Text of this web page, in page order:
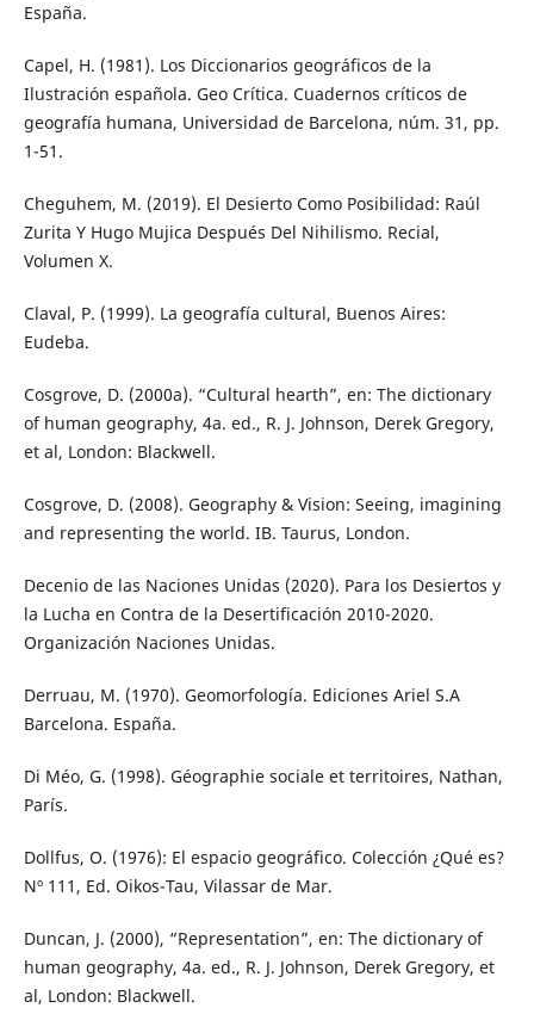
España.
Capel, H. (1981). Los Diccionarios geográficos de la
Ilustración española. Geo Crítica. Cuadernos críticos de
geografía humana, Universidad de Barcelona, núm. 31, pp.
1-51.
Cheguhem, M. (2019). El Desierto Como Posibilidad: Raúl
Zurita Y Hugo Mujica Después Del Nihilismo. Recial,
Volumen X.
Claval, P. (1999). La geografía cultural, Buenos Aires:
Eudeba.
Cosgrove, D. (2000a). “Cultural hearth”, en: The dictionary
of human geography, 4a. ed., R. J. Johnson, Derek Gregory,
et al, London: Blackwell.
Cosgrove, D. (2008). Geography & Vision: Seeing, imagining
and representing the world. IB. Taurus, London.
Decenio de las Naciones Unidas (2020). Para los Desiertos y
la Lucha en Contra de la Desertificación 2010-2020.
Organización Naciones Unidas.
Derruau, M. (1970). Geomorfología. Ediciones Ariel S.A
Barcelona. España.
Di Méo, G. (1998). Géographie sociale et territoires, Nathan,
París.
Dollfus, O. (1976): El espacio geográfico. Colección ¿Qué es?
Nº 111, Ed. Oikos-Tau, Vilassar de Mar.
Duncan, J. (2000), “Representation”, en: The dictionary of
human geography, 4a. ed., R. J. Johnson, Derek Gregory, et
al, London: Blackwell.